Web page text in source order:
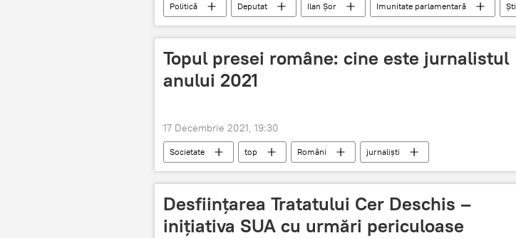
Politică Deputat Ilan Șor Imunitate parlamentară
Topul presei române: cine este jurnalistul
anului 2021
17 Decembrie 2021, 19:30
Societate top Români jurnaliști
Desființarea Tratatului Cer Deschis –
inițiativa SUA cu urmări periculoase